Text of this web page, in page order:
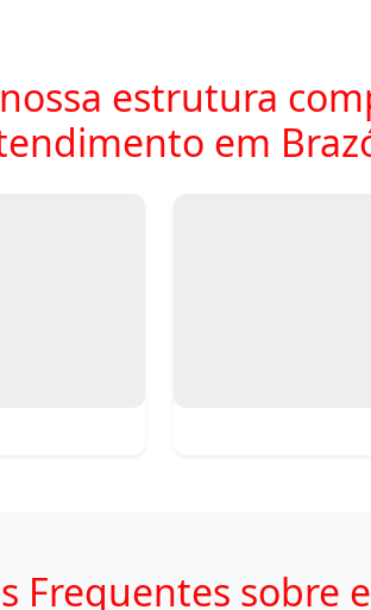
estrutura
em
Frequentes sobre